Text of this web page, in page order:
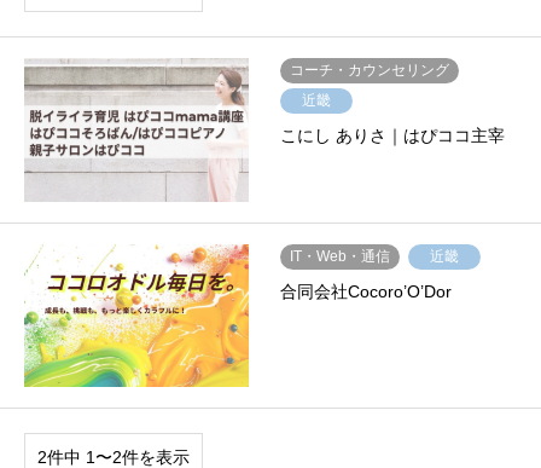
コーチ・カウンセリング
近畿
こにし ありさ｜はぴココ主宰
IT・Web・通信 近畿
合同会社Cocoro’O’Dor
2件中 1〜2件を表示